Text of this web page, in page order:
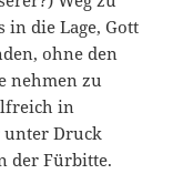
in die Lage, Gott
ohne den
nehmen zu
in
unter Druck
der Fürbitte.